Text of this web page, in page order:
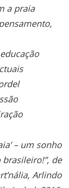
a praia
– um sonho
de
Arlindo